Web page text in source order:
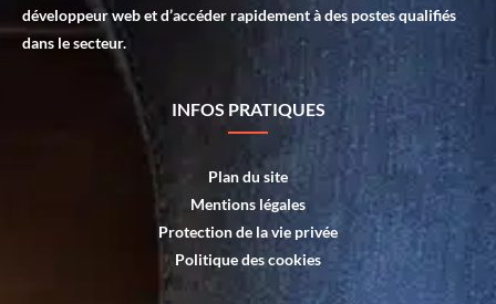
développeur web et d’accéder rapidement à des postes qualifiés
dans le secteur.
INFOS PRATIQUES
Plan du site
Mentions légales
Protection de la vie privée
Politique des cookies